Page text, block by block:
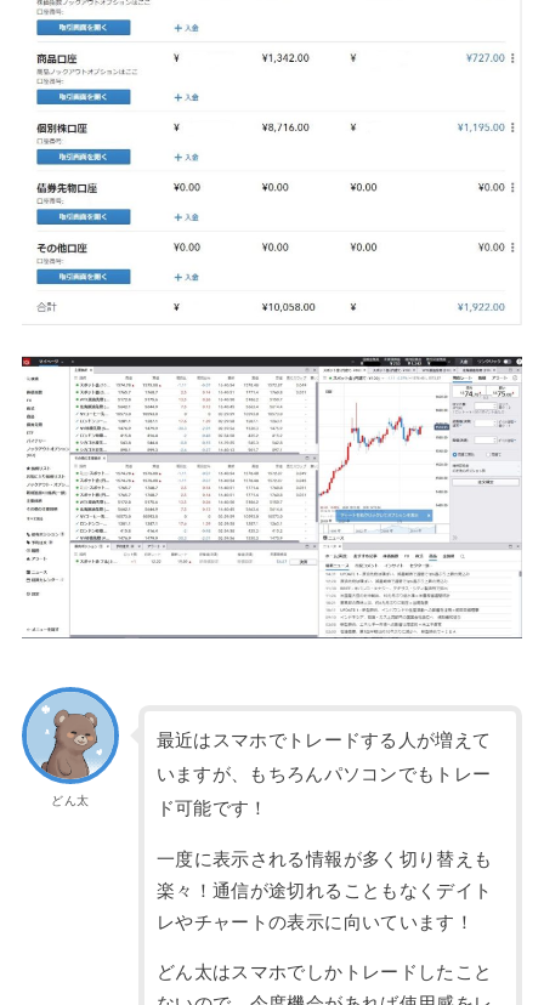
どん太
最近はスマホでトレードする人が増えて
いますが、もちろんパソコンでもトレー
ド可能です！
一度に表示される情報が多く切り替えも
楽々！通信が途切れることもなくデイト
レやチャートの表示に向いています！
どん太はスマホでしかトレードしたこと